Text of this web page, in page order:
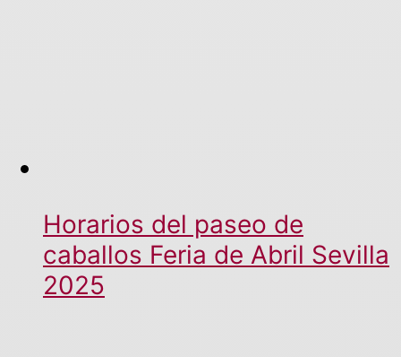
Horarios del paseo de
caballos Feria de Abril Sevilla
2025